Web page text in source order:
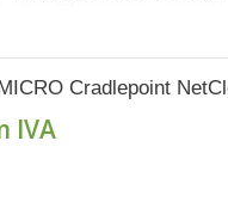
Cradlepoint
IVA